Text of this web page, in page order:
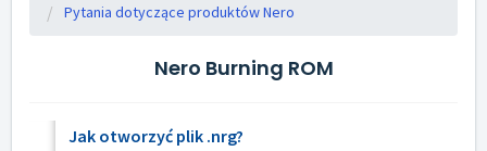
Pytania dotyczące produktów Nero
Nero Burning ROM
Jak otworzyć plik .nrg?